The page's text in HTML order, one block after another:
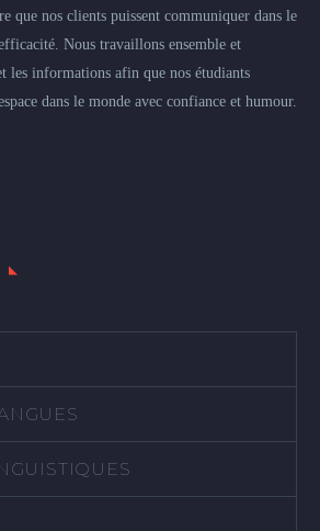
que nos clients puissent communiquer dans le
Nous travaillons ensemble et
les informations afin que nos étudiants
dans le monde avec confiance et humour.